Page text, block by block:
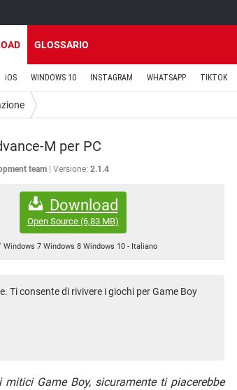
GLOSSARIO
iOS WINDOWS 10 INSTAGRAM WHATSAPP TIKTOK
M per PC
team Versione: 2.1.4
Download
Open Source (6,83 MB)
Windows 7 Windows 8 Windows 10 - Italiano
Ti consente di rivivere i giochi per Game Boy
Game Boy, sicuramente ti piacerebbe